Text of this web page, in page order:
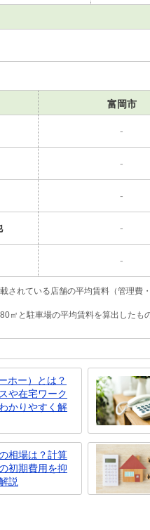
富岡市
-
-
-
-
-
されている店舗の平均賃料（管理費
㎡と駐車場の平均賃料を算出したもの
ホー）とは？
や在宅ワーク
かりやすく解
相場は？計算
初期費用を抑
説